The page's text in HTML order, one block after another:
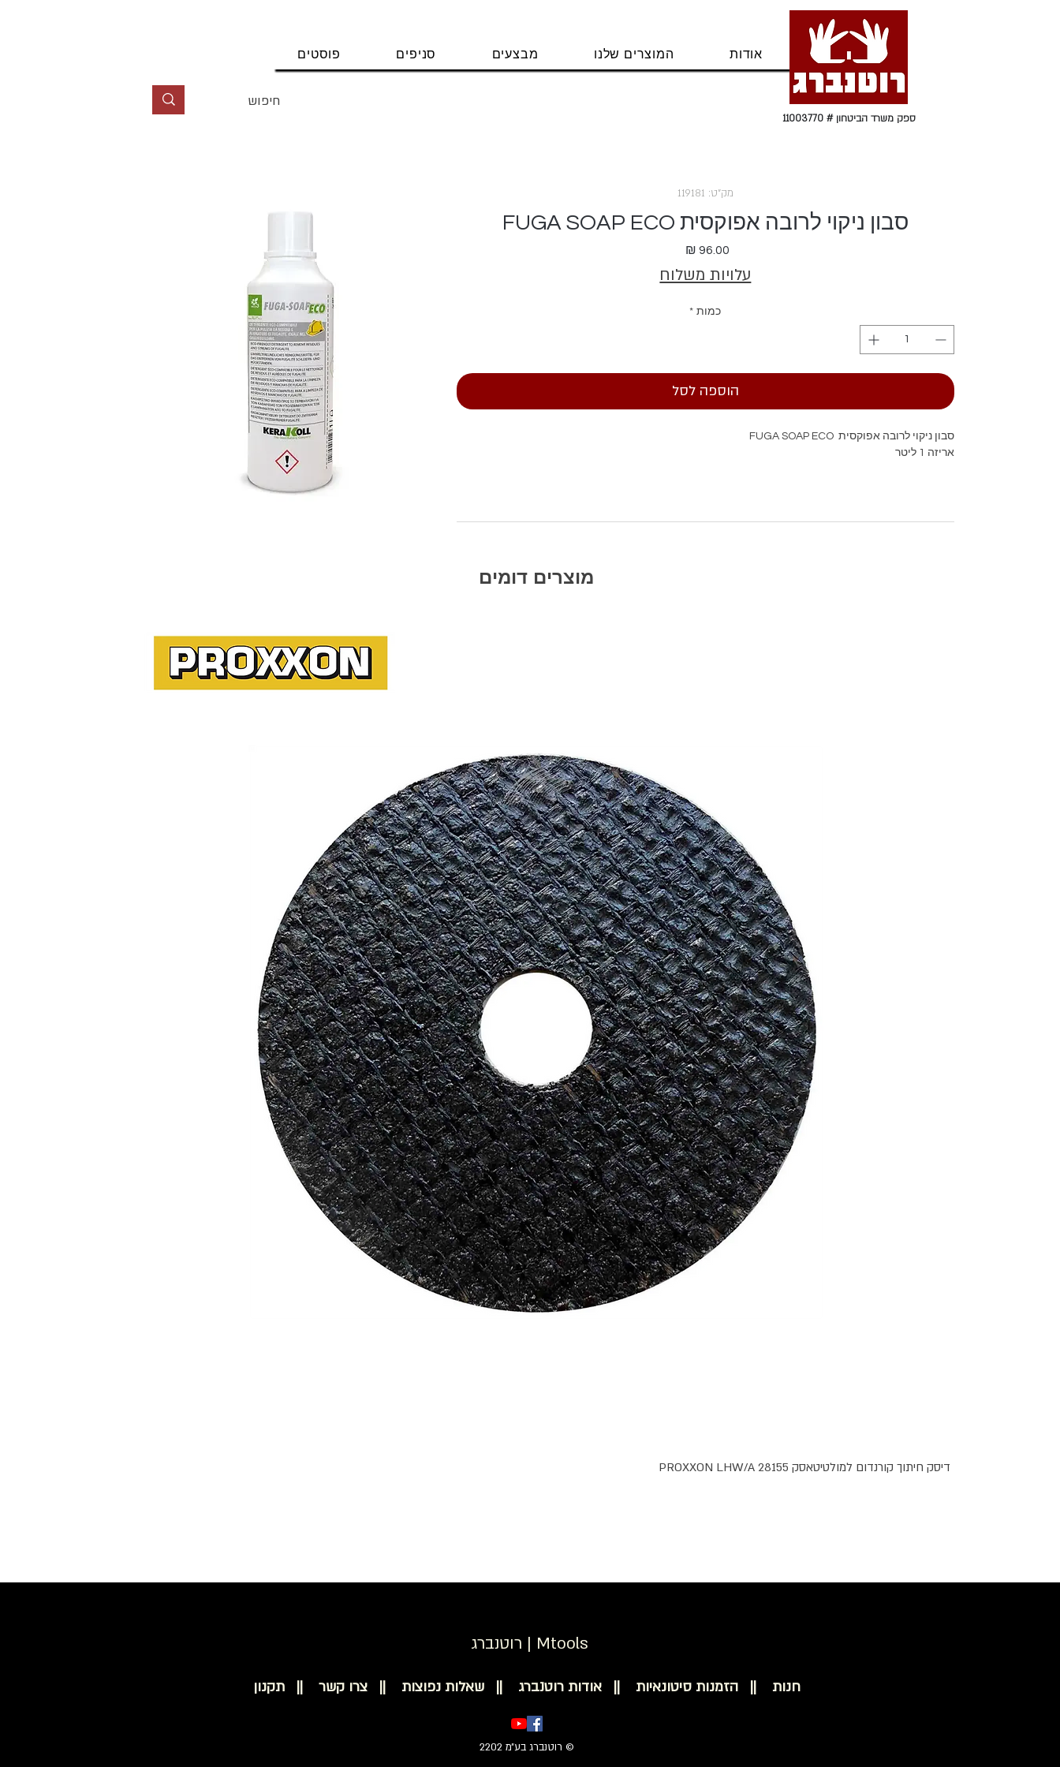
טל' 09-9564464 אודות המוצרים שלנו מבצעים סניפים פוסטים
ספק משרד הביטחון # 11003770
מק"ט: 119181
סבון ניקוי לרובה אפוקסית FUGA SOAP ECO
עלויות משלוח
כמות *
הוספה לסל
סבון ניקוי לרובה אפוקסית FUGA SOAP ECO
אריזה 1 ליטר
מוצרים דומים
דיסק חיתוך קורנדום למולטיטאסק PROXXON LHW/A 28155
רוטנברג | Mtools
חנות || הזמנות סיטונאיות || אודות רוטנברג || שאלות נפוצות || צרו קשר || תקנון
© רוטנברג בע״מ 2202